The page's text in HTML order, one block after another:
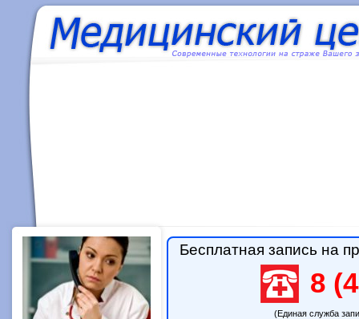
Бесплатная запись на
8
(Единая служба